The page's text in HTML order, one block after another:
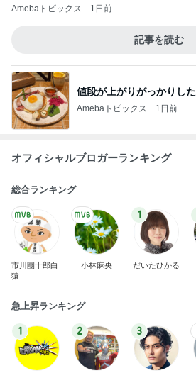
Amebaトピックス 1日前
記事を読む
値段が上がりがっかりし
Amebaトピックス 1日前
オフィシャルブロガーランキング
総合ランキング
市川團十郎白
猿
小林麻央
1
だいたひかる
急上昇ランキング
1 2 3